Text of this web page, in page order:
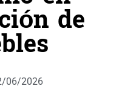
de
06/2026